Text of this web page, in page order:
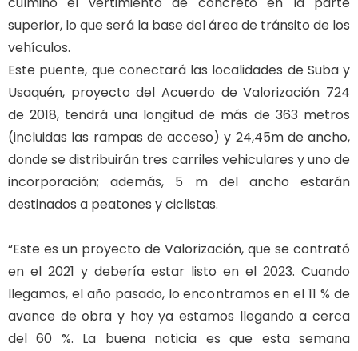
superior, lo que será la base del área de tránsito de los
vehículos.
Este puente, que conectará las localidades de Suba y
Usaquén, proyecto del Acuerdo de Valorización 724
de 2018, tendrá una longitud de más de 363 metros
(incluidas las rampas de acceso) y 24,45m de ancho,
donde se distribuirán tres carriles vehiculares y uno de
incorporación; además, 5 m del ancho estarán
destinados a peatones y ciclistas.
“Este es un proyecto de Valorización, que se contrató
en el 2021 y debería estar listo en el 2023. Cuando
llegamos, el año pasado, lo encontramos en el 11 % de
avance de obra y hoy ya estamos llegando a cerca
del 60 %. La buena noticia es que esta semana